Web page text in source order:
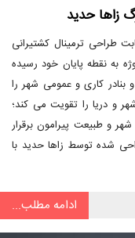
زاها حدید
رقابت طراحی ترمینال کشتیرانی
به نقطه پایان خود رسیده
بنادر کاری و عمومی شهر را
و دریا را تقویت می کند؛
و طبیعت پیرامون برقرار
شده توسط زاها حدید با
ادامه مطلب...